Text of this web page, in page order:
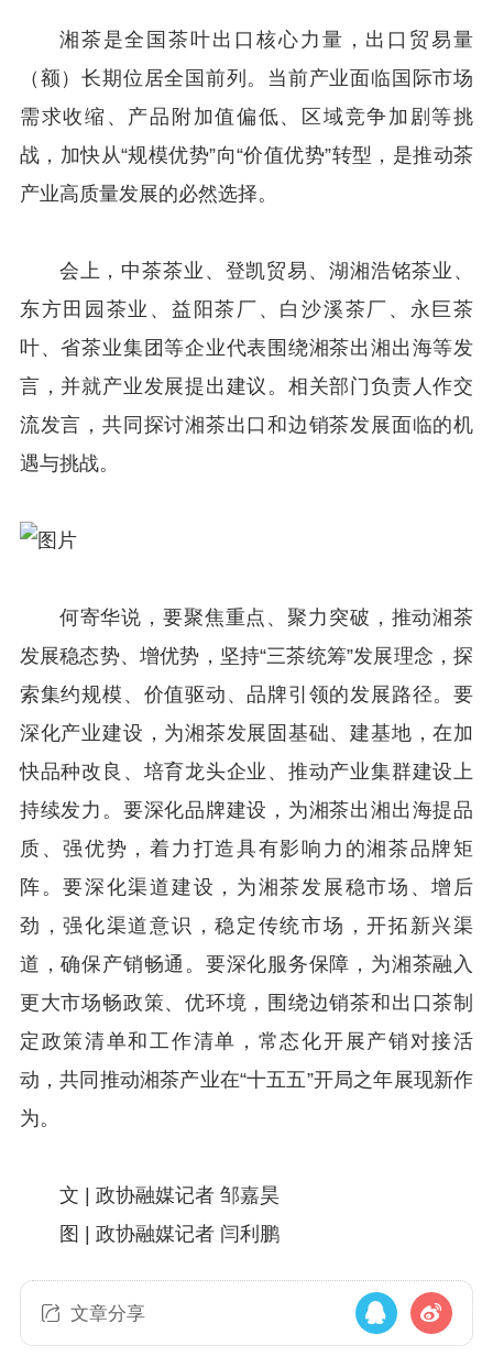
湘茶是全国茶叶出口核心力量，出口贸易量
（额）长期位居全国前列。当前产业面临国际市场
需求收缩、产品附加值偏低、区域竞争加剧等挑
战，加快从“规模优势”向“价值优势”转型，是推动茶
产业高质量发展的必然选择。
会上，中茶茶业、登凯贸易、湖湘浩铭茶业、
东方田园茶业、益阳茶厂、白沙溪茶厂、永巨茶
叶、省茶业集团等企业代表围绕湘茶出湘出海等发
言，并就产业发展提出建议。相关部门负责人作交
流发言，共同探讨湘茶出口和边销茶发展面临的机
遇与挑战。
何寄华说，要聚焦重点、聚力突破，推动湘茶
发展稳态势、增优势，坚持“三茶统筹”发展理念，探
索集约规模、价值驱动、品牌引领的发展路径。要
深化产业建设，为湘茶发展固基础、建基地，在加
快品种改良、培育龙头企业、推动产业集群建设上
持续发力。要深化品牌建设，为湘茶出湘出海提品
质、强优势，着力打造具有影响力的湘茶品牌矩
阵。要深化渠道建设，为湘茶发展稳市场、增后
劲，强化渠道意识，稳定传统市场，开拓新兴渠
道，确保产销畅通。要深化服务保障，为湘茶融入
更大市场畅政策、优环境，围绕边销茶和出口茶制
定政策清单和工作清单，常态化开展产销对接活
动，共同推动湘茶产业在“十五五”开局之年展现新作
为。
文 | 政协融媒记者 邹嘉昊
图 | 政协融媒记者 闫利鹏
文章分享